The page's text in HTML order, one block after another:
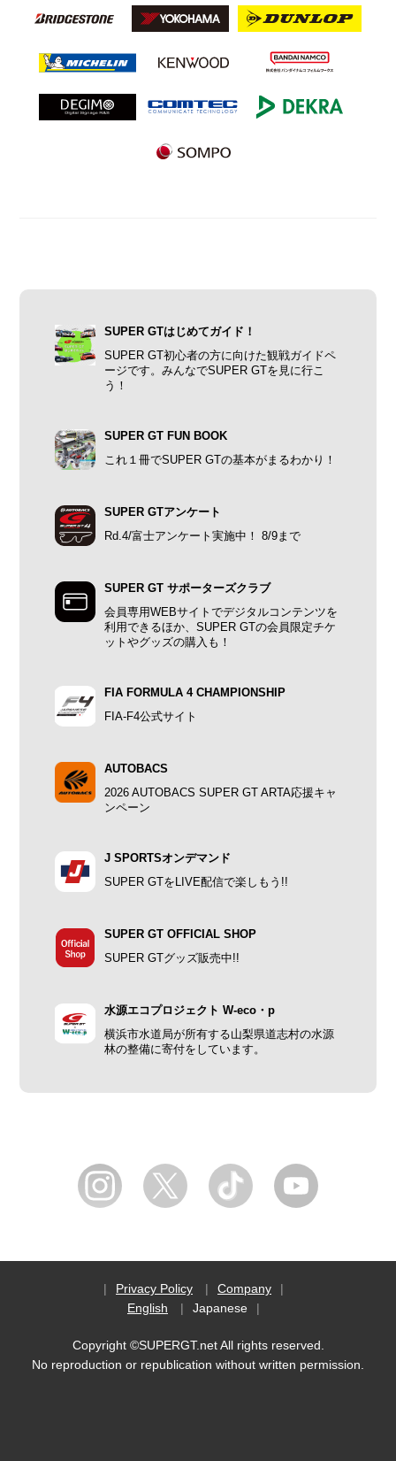
SUPER GTはじめてガイド！
SUPER GT初心者の方に向けた観戦ガイドペ
ージです。みんなでSUPER GTを見に行こ
う！
SUPER GT FUN BOOK
これ１冊でSUPER GTの基本がまるわかり！
SUPER GTアンケート
Rd.4/富士アンケート実施中！ 8/9まで
SUPER GT サポーターズクラブ
会員専用WEBサイトでデジタルコンテンツを
利用できるほか、SUPER GTの会員限定チケ
ットやグッズの購入も！
FIA FORMULA 4 CHAMPIONSHIP
FIA-F4公式サイト
AUTOBACS
2026 AUTOBACS SUPER GT ARTA応援キャ
ンペーン
J SPORTSオンデマンド
SUPER GTをLIVE配信で楽しもう!!
SUPER GT OFFICIAL SHOP
SUPER GTグッズ販売中!!
水源エコプロジェクト W-eco・p
横浜市水道局が所有する山梨県道志村の水源
林の整備に寄付をしています。
Privacy Policy
Company
English
Japanese
Copyright ©SUPERGT.net All rights reserved.
No reproduction or republication without written permission.